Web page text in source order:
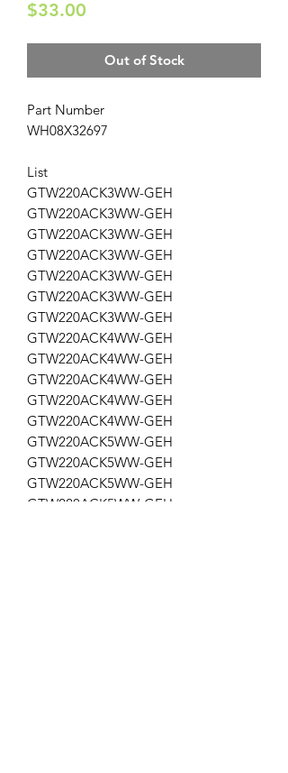
$33.00
Out of Stock
Part Number
WH08X32697
List
GTW220ACK3WW-GEH
GTW220ACK3WW-GEH
GTW220ACK3WW-GEH
GTW220ACK3WW-GEH
GTW220ACK3WW-GEH
GTW220ACK3WW-GEH
GTW220ACK3WW-GEH
GTW220ACK4WW-GEH
GTW220ACK4WW-GEH
GTW220ACK4WW-GEH
GTW220ACK4WW-GEH
GTW220ACK4WW-GEH
GTW220ACK5WW-GEH
GTW220ACK5WW-GEH
GTW220ACK5WW-GEH
GTW220ACK5WW-GEH